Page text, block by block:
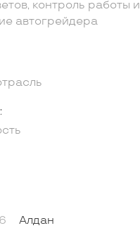
контроль работы и
автогрейдера
Алдан